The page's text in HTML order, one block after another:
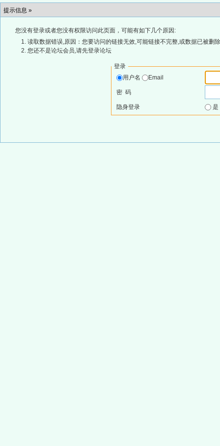
提示信息 »
您没有登录或者您没有权限访问此页面，可能有如下几个原因:
读取数据错误,原因：您要访问的链接无效,可能链接不完整,或数据已被删
您还不是论坛会员,请先登录论坛
登录
用户名
Email
密 码
隐身登录